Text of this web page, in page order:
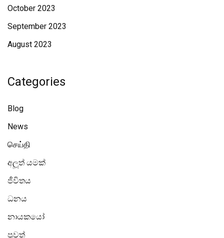
October 2023
September 2023
August 2023
Categories
Blog
News
செய்தி
අලූත් යමක්
ජීවිතය
ධනය
නායකයෝ
පුවත්